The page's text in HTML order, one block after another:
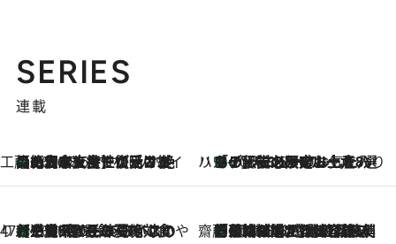
SERIES
連載
工藤まやのおもてなしハワイ
2026.8.6
【ハワイ土産】ローカルの絶大な支持で復活！ 絶品の幻クッキー《元ファンの日本人女性が受け継いだ名店》 ハワイ賢者 リサのお気に入りリスト2026.8.6
あの伝説の限定トートも！ リニューアルした「ディーン＆デルーカ ハワイ」で必須のお土産8選
47都道府県の手みやげ ひんやりスイーツで夏を満喫
2026.8.6
【三重県】この夏絶対食べたい 冷やしておいしいおやつ3選 お餅×アイスの新感覚スイーツ 齋藤 薫 美容脳ルネサンス
2026.8.6
「荷物が増えるほど旅ストレスは増す」美容ジャーナリストがたどり着いた最終結論。“化粧品を劇的に減らす”感動の凝縮美容とは